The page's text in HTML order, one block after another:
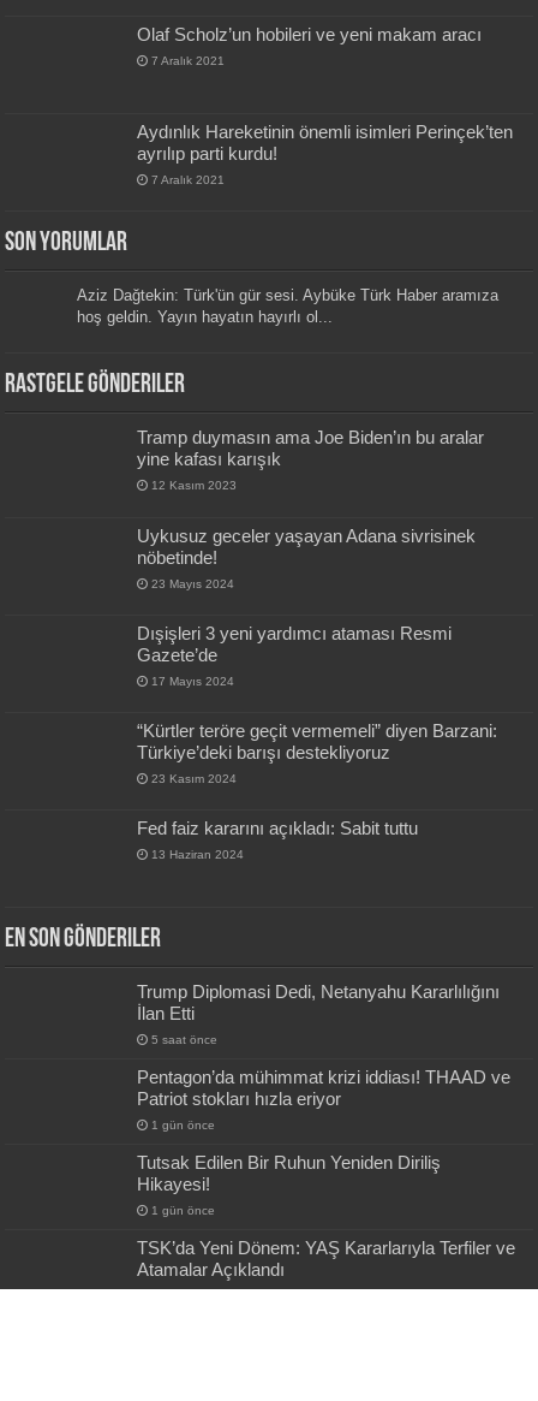
Olaf Scholz’un hobileri ve yeni makam aracı
7 Aralık 2021
Aydınlık Hareketinin önemli isimleri Perinçek’ten
ayrılıp parti kurdu!
7 Aralık 2021
Son Yorumlar
Aziz Dağtekin: Türk'ün gür sesi. Aybüke Türk Haber aramıza
hoş geldin. Yayın hayatın hayırlı ol...
Rastgele Gönderiler
Tramp duymasın ama Joe Biden’ın bu aralar
yine kafası karışık
12 Kasım 2023
Uykusuz geceler yaşayan Adana sivrisinek
nöbetinde!
23 Mayıs 2024
Dışişleri 3 yeni yardımcı ataması Resmi
Gazete’de
17 Mayıs 2024
“Kürtler teröre geçit vermemeli” diyen Barzani:
Türkiye’deki barışı destekliyoruz
23 Kasım 2024
Fed faiz kararını açıkladı: Sabit tuttu
13 Haziran 2024
En Son Gönderiler
Trump Diplomasi Dedi, Netanyahu Kararlılığını
İlan Etti
5 saat önce
Pentagon’da mühimmat krizi iddiası! THAAD ve
Patriot stokları hızla eriyor
1 gün önce
Tutsak Edilen Bir Ruhun Yeniden Diriliş
Hikayesi!
1 gün önce
TSK’da Yeni Dönem: YAŞ Kararlarıyla Terfiler ve
Atamalar Açıklandı